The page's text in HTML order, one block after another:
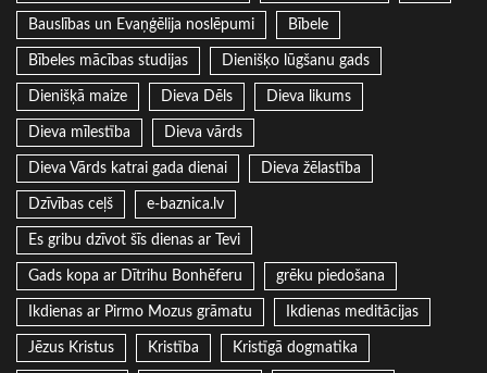
Bauslības un Evaņģēlija noslēpumi Bībele
Bībeles mācības studijas Dienišķo lūgšanu gads
Dienišķā maize Dieva Dēls Dieva likums
Dieva mīlestība Dieva vārds
Dieva Vārds katrai gada dienai Dieva žēlastība
Dzīvības ceļš e-baznica.lv
Es gribu dzīvot šīs dienas ar Tevi
Gads kopa ar Dītrihu Bonhēferu grēku piedošana
Ikdienas ar Pirmo Mozus grāmatu Ikdienas meditācijas
Jēzus Kristus Kristība Kristīgā dogmatika